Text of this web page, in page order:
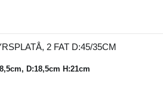
2 FAT D:45/35CM
D:18,5cm H:21cm